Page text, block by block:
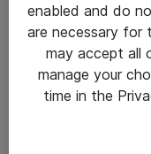
ikke om at
tværtimod
handlet om
fundament
enabled and do
are necessary for
may accept all
manage your
time in the